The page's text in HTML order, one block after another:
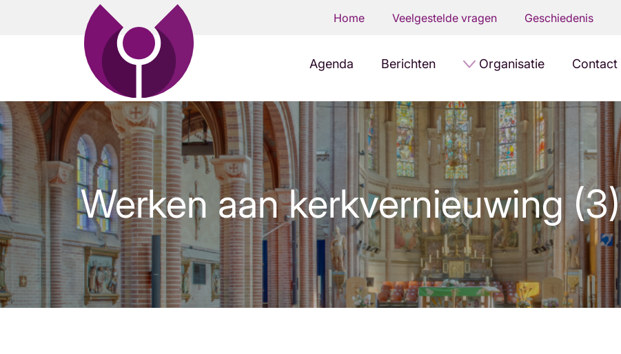
Home Veelgestelde vragen Geschiedenis
Agenda Berichten Organisatie Contact
Werken aan kerkvernieuwing (3)